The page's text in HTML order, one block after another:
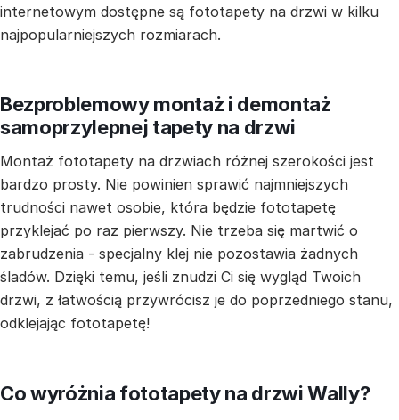
internetowym dostępne są fototapety na drzwi w kilku
najpopularniejszych rozmiarach.
Bezproblemowy montaż i demontaż
samoprzylepnej tapety na drzwi
Montaż fototapety na drzwiach różnej szerokości jest
bardzo prosty. Nie powinien sprawić najmniejszych
trudności nawet osobie, która będzie fototapetę
przyklejać po raz pierwszy. Nie trzeba się martwić o
zabrudzenia - specjalny klej nie pozostawia żadnych
śladów. Dzięki temu, jeśli znudzi Ci się wygląd Twoich
drzwi, z łatwością przywrócisz je do poprzedniego stanu,
odklejając fototapetę!
Co wyróżnia fototapety na drzwi Wally?